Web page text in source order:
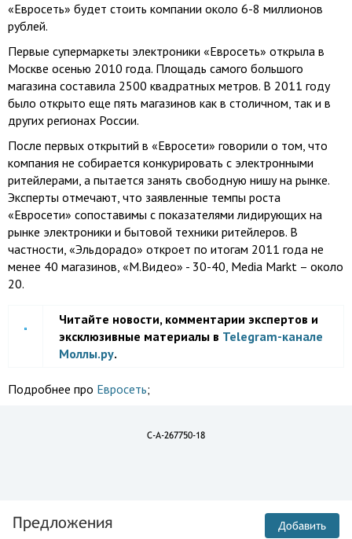
«Евросеть» будет стоить компании около 6-8 миллионов
рублей.
Первые супермаркеты электроники «Евросеть» открыла в
Москве осенью 2010 года. Площадь самого большого
магазина составила 2500 квадратных метров. В 2011 году
было открыто еще пять магазинов как в столичном, так и в
других регионах России.
После первых открытий в «Евросети» говорили о том, что
компания не собирается конкурировать с электронными
ритейлерами, а пытается занять свободную нишу на рынке.
Эксперты отмечают, что заявленные темпы роста
«Евросети» сопоставимы с показателями лидирующих на
рынке электроники и бытовой техники ритейлеров. В
частности, «Эльдорадо» откроет по итогам 2011 года не
менее 40 магазинов, «М.Видео» - 30-40, Media Markt – около
20.
Читайте новости, комментарии экспертов и
эксклюзивные материалы в Telegram-канале
Моллы.ру.
Подробнее про Евросеть;
C-A-267750-18
Предложения Добавить